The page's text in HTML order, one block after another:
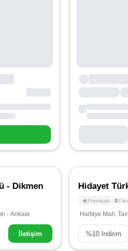
- Dikmen
- Ankara
İletişim
Premium
Harbiye Mah.
%10 İndirim